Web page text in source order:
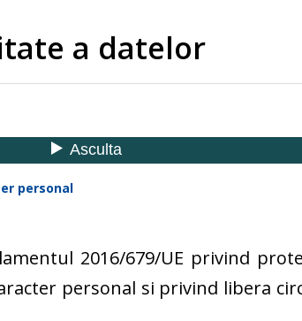
a datelor
personal
2016/679/UE privind
personal si privind libera